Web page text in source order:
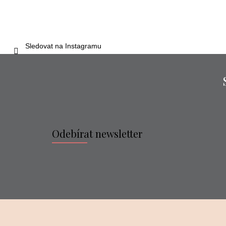
Sledovat na Instagramu
Odebírat newsletter